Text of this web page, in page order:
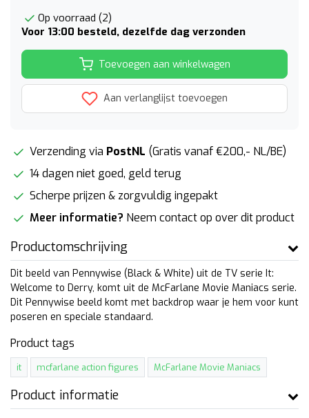
Op voorraad (2)
Voor 13:00 besteld, dezelfde dag verzonden
Toevoegen aan winkelwagen
Aan verlanglijst toevoegen
Verzending via PostNL (Gratis vanaf €200,- NL/BE)
14 dagen niet goed, geld terug
Scherpe prijzen & zorgvuldig ingepakt
Meer informatie? Neem contact op over dit product
Productomschrijving
Dit beeld van Pennywise (Black & White) uit de TV serie It:
Welcome to Derry, komt uit de McFarlane Movie Maniacs serie.
Dit Pennywise beeld komt met backdrop waar je hem voor kunt
poseren en speciale standaard.
Product tags
it mcfarlane action figures McFarlane Movie Maniacs
Product informatie